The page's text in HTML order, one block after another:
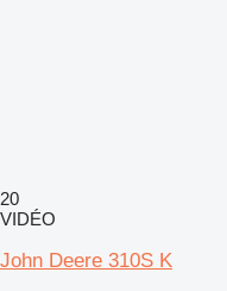
20
VIDÉO
John Deere 310S K